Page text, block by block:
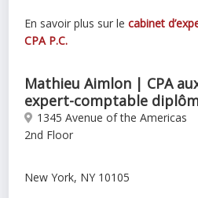
En savoir plus sur lecabinet
CPA P.C.
Mathieu Aimlon | CPA
expert-comptable
1345 Avenue of the Americas
2nd Floor
New York, NY 10105